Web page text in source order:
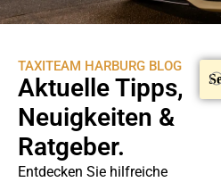
TAXITEAM HARBURG BLOG
Aktuelle Tipps,
Neuigkeiten &
Ratgeber.
Entdecken Sie hilfreiche